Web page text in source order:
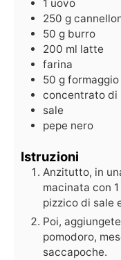
1 uovo
250 g
50 g burro
200 ml latte
farina
50 g
concentrato di
sale
pepe nero
Istruzioni
Anzitutto, in
macinata con
pizzico di sale
Poi,
pomodoro,
saccapoche.